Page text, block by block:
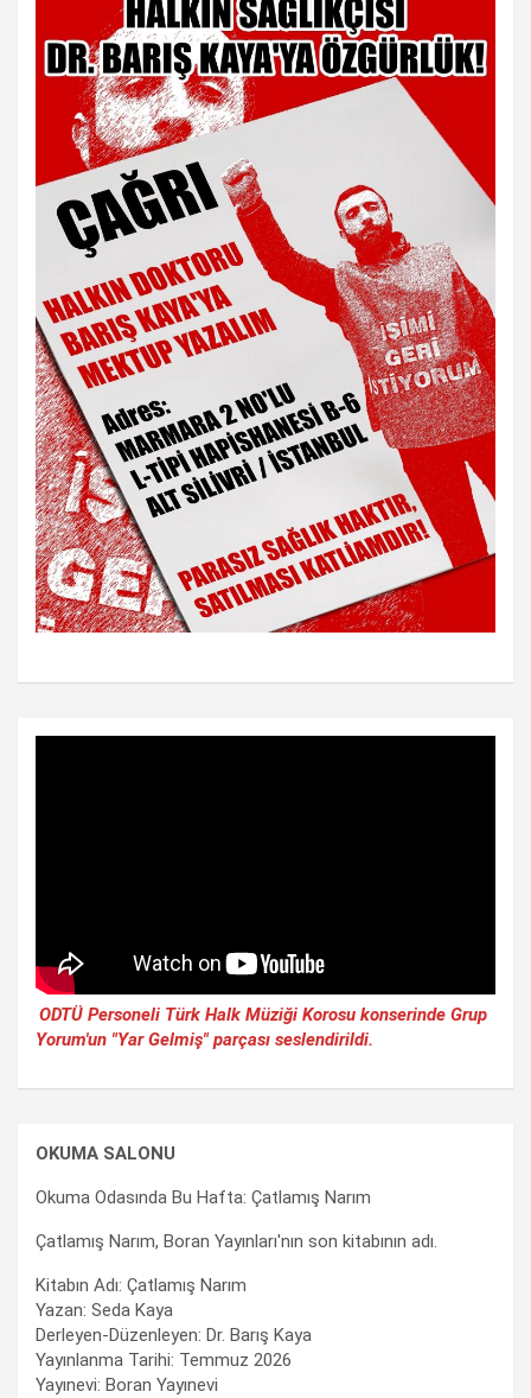
ODTÜ Personeli Türk Halk Müziği Korosu konserinde Grup
Yorum'un "Yar Gelmiş" parçası seslendirildi.
OKUMA SALONU
Okuma Odasında Bu Hafta: Çatlamış Narım
Çatlamış Narım, Boran Yayınları'nın son kitabının adı.
Kitabın Adı: Çatlamış Narım
Yazan: Seda Kaya
Derleyen-Düzenleyen: Dr. Barış Kaya
Yayınlanma Tarihi: Temmuz 2026
Yayınevi: Boran Yayınevi